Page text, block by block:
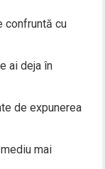
confruntă cu
ai deja în
de expunerea
mai